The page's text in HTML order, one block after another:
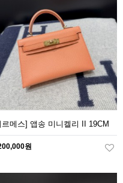
르메스] 앱송 미니켈리 II 19CM
원